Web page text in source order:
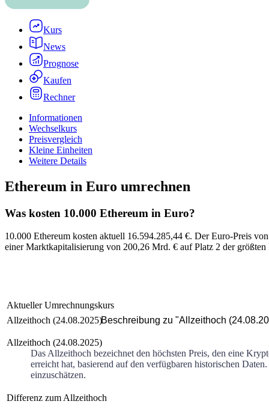
Kurs
News
Prognose
Kaufen
Rechner
Informationen
Wechselkurs
Preisvergleich
Kleine Einheiten
Weitere Details
Ethereum in Euro umrechnen
Was kosten 10.000 Ethereum in Euro?
10.000 Ethereum kosten aktuell 16.594.285,44 €. DerEuro-Preis von
einer Marktkapitalisierung von 200,26 Mrd. € auf Platz 2 der
Aktueller Umrechnungskurs
Allzeithoch (24.08.2025)Beschreibung zu "Allzeithoch
Allzeithoch (24.08.2025)
Das Allzeithoch bezeichnet den höchsten Preis, den eine
erreicht hat, basierend auf den verfügbaren historischen
einzuschätzen.
Differenz zum Allzeithoch